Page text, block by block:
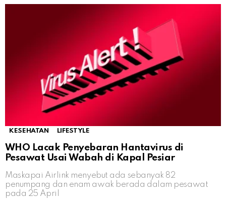
KESEHATAN LIFESTYLE
WHO Lacak Penyebaran Hantavirus di
Pesawat Usai Wabah di Kapal Pesiar
Maskapai Airlink menyebut ada sebanyak 82
penumpang dan enam awak berada dalam pesawat
pada 25 April